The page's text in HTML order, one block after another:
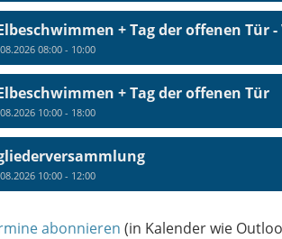
+ Tag der offenen Tür
08:00 - 10:00
+ Tag der offenen Tür
10:00 - 18:00
10:00 - 12:00
abonnieren (in Kalender wie